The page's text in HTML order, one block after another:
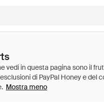
Mostra meno